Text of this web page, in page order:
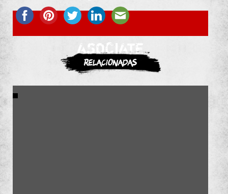
ASOCIATE
Relacionadas